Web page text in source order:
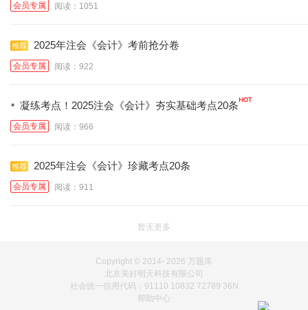
会员专属 阅读：1051
2025年注会《会计》考前抢分卷
会员专属 阅读：922
· 凝练考点！2025注会《会计》夯实基础考点20条
会员专属 阅读：966
2025年注会《会计》珍藏考点20条
会员专属 阅读：911
暂无更多
Copyright © 2014- 2026 万题库
北京美好明天科技有限公司
社会统一信用代码：91110 10832 72789 36N
帮助中心